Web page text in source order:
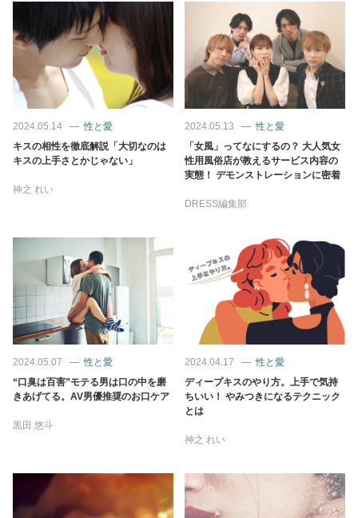
2024.05.14
性と愛
キスの相性を徹底解説「大切なのは
キスの上手さとかじゃない」
神之 れい
2024.05.13
性と愛
「女風」ってなにするの？ 大人気女
性用風俗店が教えるサービス内容の
実態！ デモンストレーションに密着
DRESS編集部
2024.05.07
性と愛
“口臭は百害”モテる男は口の中を磨
きあげてる。AV男優推奨のお口ケア
黒田 悠斗
2024.04.17
性と愛
ディープキスのやり方。上手で気持
ちいい！ やみつきになるテクニック
とは
神之 れい